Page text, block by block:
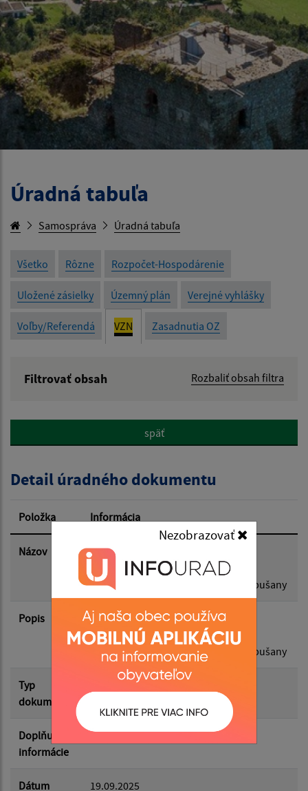
Nezobrazovať
Úradná tabuľa
Samospráva Úradná tabuľa
Všetko Rôzne Rozpočet-Hospodárenie
Uložené zásielky Územný plán Verejné vyhlášky
Voľby/Referendá VZN Zasadnutia OZ
Filtrovať obsah Rozbaliť obsah filtra
Popis:
Dátum zverejnenia od:
Dátum zverejnenia do:
Platnosť od:
Platnosť do:
Filtrovať Reset
späť
Detail úradného dokumentu
Položka Informácia
Názov
Všeobecne záväzné nariadenie obce
Kapušany č. 2 2025 o poskytovaní
sociálnych služby na území obce Kapušany
Popis
Všeobecne záväzné nariadenie obce
Kapušany č. 2 2025 o poskytovaní
sociálnych služby na území obce Kapušany
Typ
dokumentu
Doplňujúce
informácie
Dátum 19.09.2025